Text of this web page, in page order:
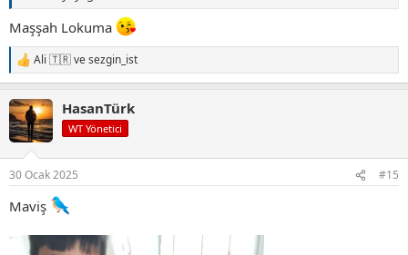
Maşşah Lokuma
T
e
k
i
l
:
Ali 🇹🇷vesezgin_ist
HasanTürk
WT Yönetici
30 Ocak 2025 #15
Maviş